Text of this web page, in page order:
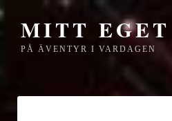
MITT
PÅ ÄVENTYR I VARDAGEN